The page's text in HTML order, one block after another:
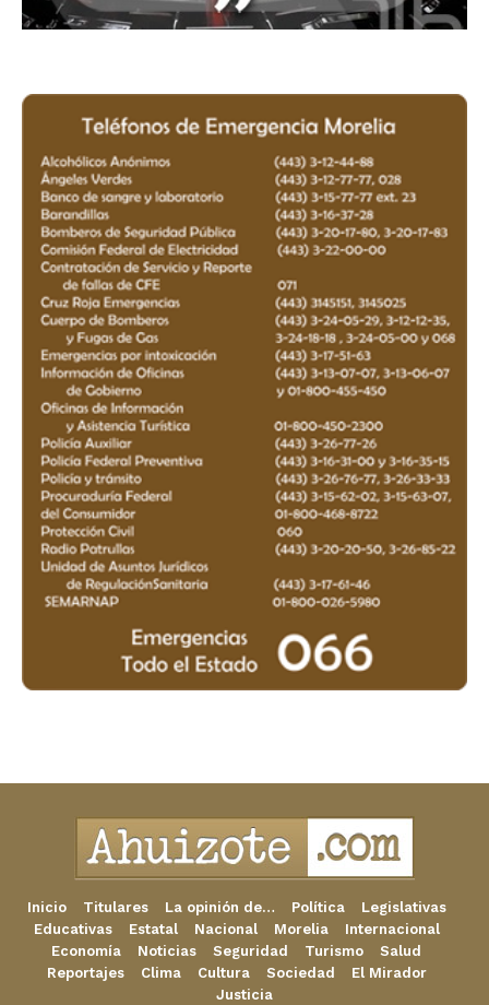
Inicio Titulares La opinión de… Política
Legislativas
Educativas
Estatal Nacional Morelia
Internacional
Economía
Noticias Seguridad Turismo
Salud
Reportajes
Clima Cultura Sociedad
El Mirador
Justicia